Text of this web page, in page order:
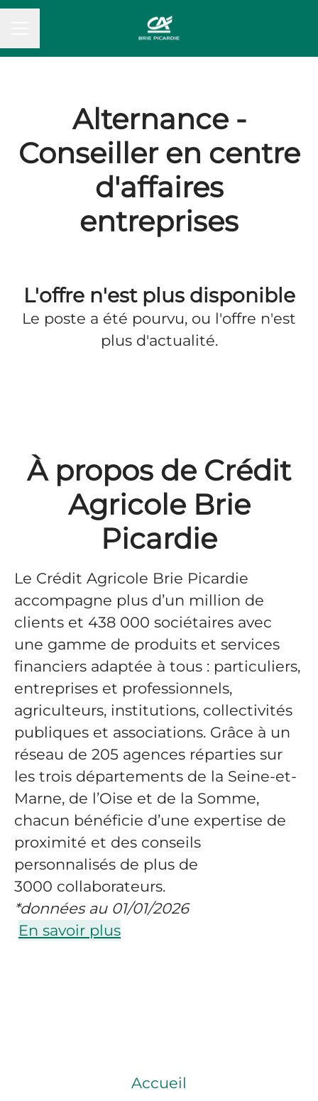
Alternance -
Conseiller en centre
d'affaires
entreprises
L'offre n'est plus disponible
Le poste a été pourvu, ou l'offre n'est
plus d'actualité.
À propos de Crédit
Agricole Brie
Picardie
Le Crédit Agricole Brie Picardie
accompagne plus d’un million de
clients et 438 000 sociétaires avec
une gamme de produits et services
financiers adaptée à tous : particuliers,
entreprises et professionnels,
agriculteurs, institutions, collectivités
publiques et associations. Grâce à un
réseau de 205 agences réparties sur
les trois départements de la Seine-et-
Marne, de l’Oise et de la Somme,
chacun bénéficie d’une expertise de
proximité et des conseils
personnalisés de plus de
3000 collaborateurs.
*données au 01/01/2026
En savoir plus
Accueil